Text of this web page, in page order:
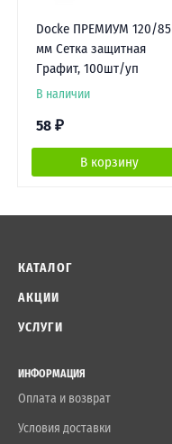
Docke ПРЕМИУМ 120/85
мм Сетка защитная
Графит, 100шт/уп
В наличии
58 ₽
В корзину
КАТАЛОГ
АКЦИИ
УСЛУГИ
ИНФОРМАЦИЯ
Оплата и возврат
Условия доставки